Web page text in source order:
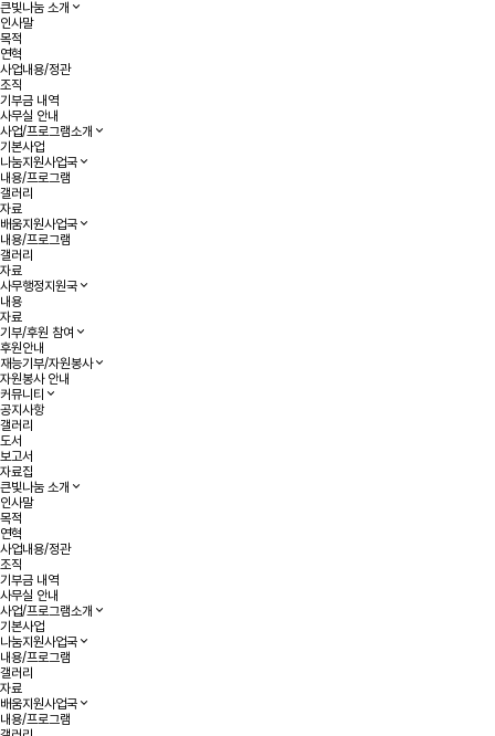
큰빛나눔 소개
인사말
목적
연혁
사업내용/정관
조직
기부금 내역
사무실 안내
사업/프로그램소개
기본사업
나눔지원사업국
내용/프로그램
갤러리
자료
배움지원사업국
내용/프로그램
갤러리
자료
사무행정지원국
내용
자료
기부/후원 참여
후원안내
재능기부/자원봉사
자원봉사 안내
커뮤니티
공지사항
갤러리
도서
보고서
자료집
큰빛나눔 소개
인사말
목적
연혁
사업내용/정관
조직
기부금 내역
사무실 안내
사업/프로그램소개
기본사업
나눔지원사업국
내용/프로그램
갤러리
자료
배움지원사업국
내용/프로그램